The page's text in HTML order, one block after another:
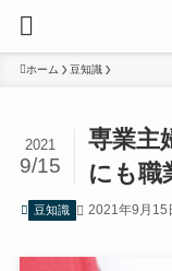
ホーム 豆知識
専業主
にも職
2021
9/15
豆知識 2021年9月15